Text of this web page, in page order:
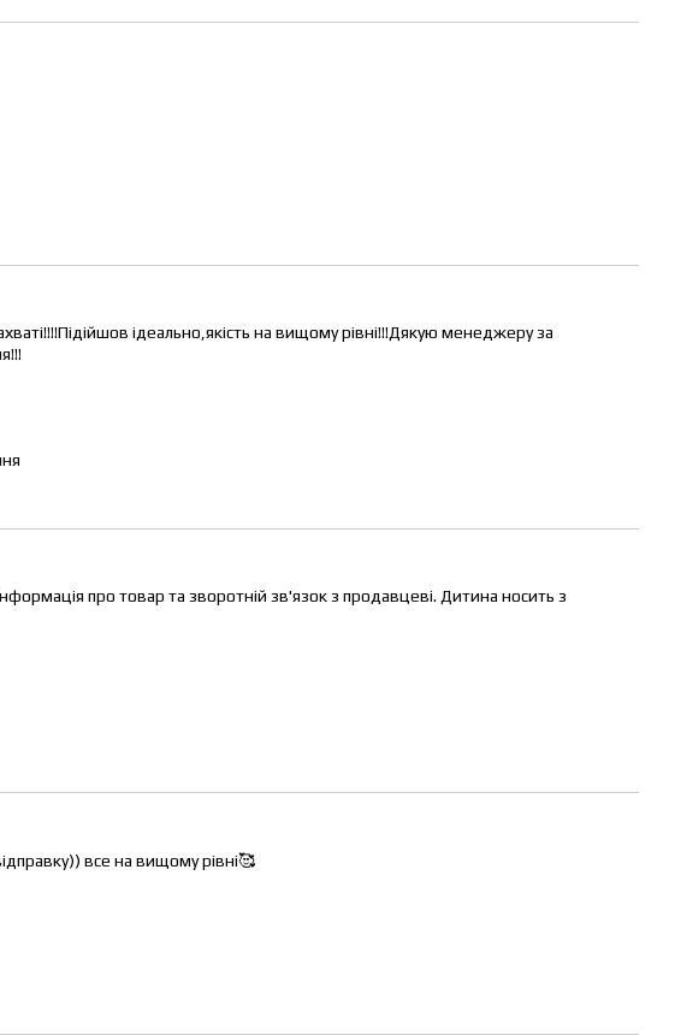
ідеально,якість на вищому рівні!!!Дякую менеджеру за
про товар та зворотній зв'язок з продавцеві. Дитина носить з
все на вищому рівні🥰